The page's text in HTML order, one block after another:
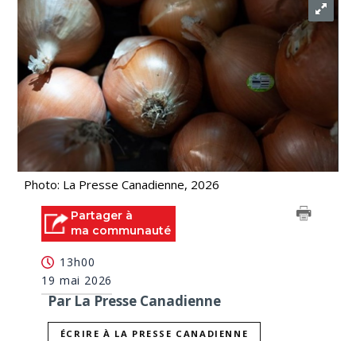
Photo: La Presse Canadienne, 2026
Partager à
ma communauté
13h00
19 mai 2026
Par La Presse Canadienne
ÉCRIRE À LA PRESSE CANADIENNE